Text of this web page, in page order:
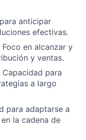
anticipar
efectivas.
en alcanzar y
y ventas.
para
a largo
para adaptarse a
la cadena de